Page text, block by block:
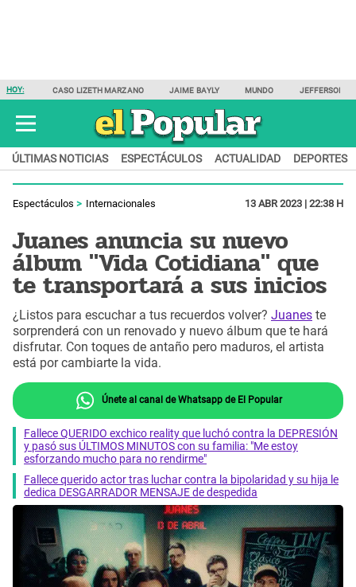
HOY: CASO LIZETH MARZANO JAIME BAYLY MUNDO JEFFERSON
ÚLTIMAS NOTICIAS ESPECTÁCULOS ACTUALIDAD DEPORTES
Espectáculos Internacionales 13 ABR 2023 | 22:38 H
Juanes anuncia su nuevo
álbum "Vida Cotidiana" que
te transportará a sus inicios
¿Listos para escuchar a tus recuerdos volver? Juanes te
sorprenderá con un renovado y nuevo álbum que te hará
disfrutar. Con toques de antaño pero maduros, el artista
está por cambiarte la vida.
Únete al canal de Whatsapp de El Popular
Fallece QUERIDO exchico reality que luchó contra la DEPRESIÓN
y pasó sus ÚLTIMOS MINUTOS con su familia: "Me estoy
esforzando mucho para no rendirme"
Fallece querido actor tras luchar contra la bipolaridad y su hija le
dedica DESGARRADOR MENSAJE de despedida